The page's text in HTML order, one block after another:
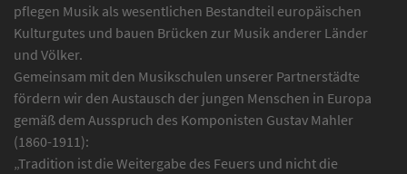
pflegen Musik als wesentlichen Bestandteil europäischen
Kulturgutes und bauen Brücken zur Musik anderer Länder
und Völker.
Gemeinsam mit den Musikschulen unserer Partnerstädte
fördern wir den Austausch der jungen Menschen in Europa
gemäß dem Ausspruch des Komponisten Gustav Mahler
(1860-1911):
„Tradition ist die Weitergabe des Feuers und nicht die